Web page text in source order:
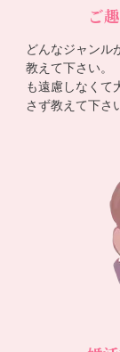
ご
どんなジャンル
教えて下さい。
も遠慮しなくて
さず教えて下さ